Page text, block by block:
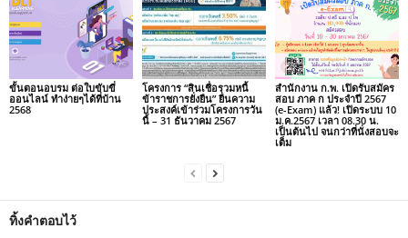
ขั้นตอนอบรม ต่อใบขับขี่
ออนไลน์ ทำง่ายๆได้ที่บ้าน
2568
โครงการ “สินเชื่อรวมหนี้
ข้าราชการยั่งยืน” ยื่นความ
ประสงค์เข้าร่วมโครงการวัน
นี้ – 31 ธันวาคม 2567
สำนักงาน ก.พ. เปิดรับสมัคร
สอบ ภาค ก ประจำปี 2567
(e-Exam) แล้ว! เปิดระบบ 10
ม.ค.2567 เวลา 08.30 น.
เป็นต้นไป จนกว่าที่นั่งสอบจะ
เต็ม
ทิ้งคำตอบไว้